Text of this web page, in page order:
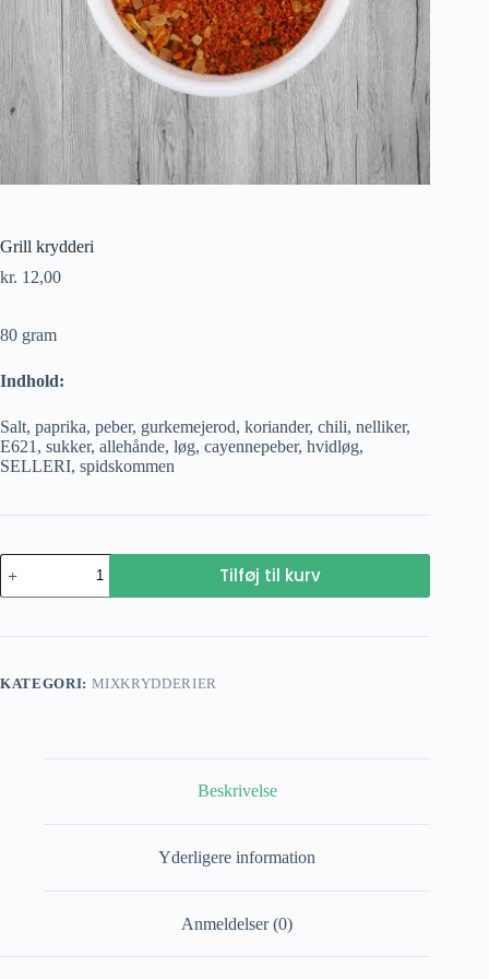
Grill krydderi
kr. 12,00
80 gram
Indhold:
Salt, paprika, peber, gurkemejerod, koriander, chili, nelliker,
E621, sukker, allehånde, løg, cayennepeber, hvidløg,
SELLERI, spidskommen
Grill
krydderi
antal
Tilføj til kurv
KATEGORI: MIXKRYDDERIER
Beskrivelse
Yderligere information
Anmeldelser (0)